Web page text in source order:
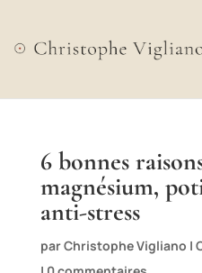
6 bonnes
magnésium,
anti-stress
parChristophe Vigliano |